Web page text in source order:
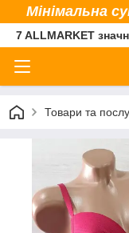
Мінімальна
7 ALLMARKET
Товари та